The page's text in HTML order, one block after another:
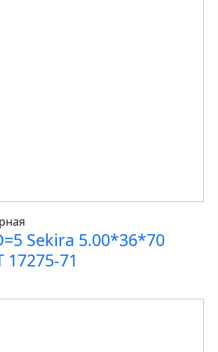
Sekira 5.00*36*70
17275-71